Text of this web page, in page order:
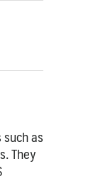
as
They